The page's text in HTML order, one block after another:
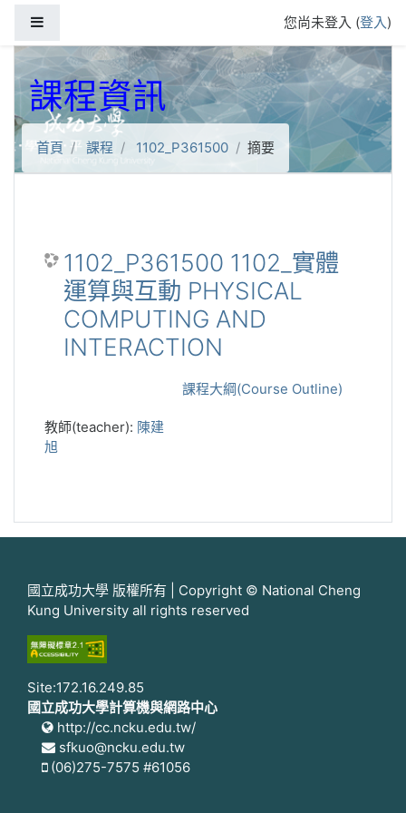
您尚未登入 (登入)
課程資訊
首頁 課程 1102_P361500 摘要
1102_P361500 1102_實體
運算與互動 PHYSICAL
COMPUTING AND
INTERACTION
課程大綱(Course Outline)
教師(teacher): 陳建
旭
國立成功大學 版權所有 | Copyright © National Cheng
Kung University all rights reserved
Site:172.16.249.85
國立成功大學計算機與網路中心
http://cc.ncku.edu.tw/
sfkuo@ncku.edu.tw
(06)275-7575 #61056